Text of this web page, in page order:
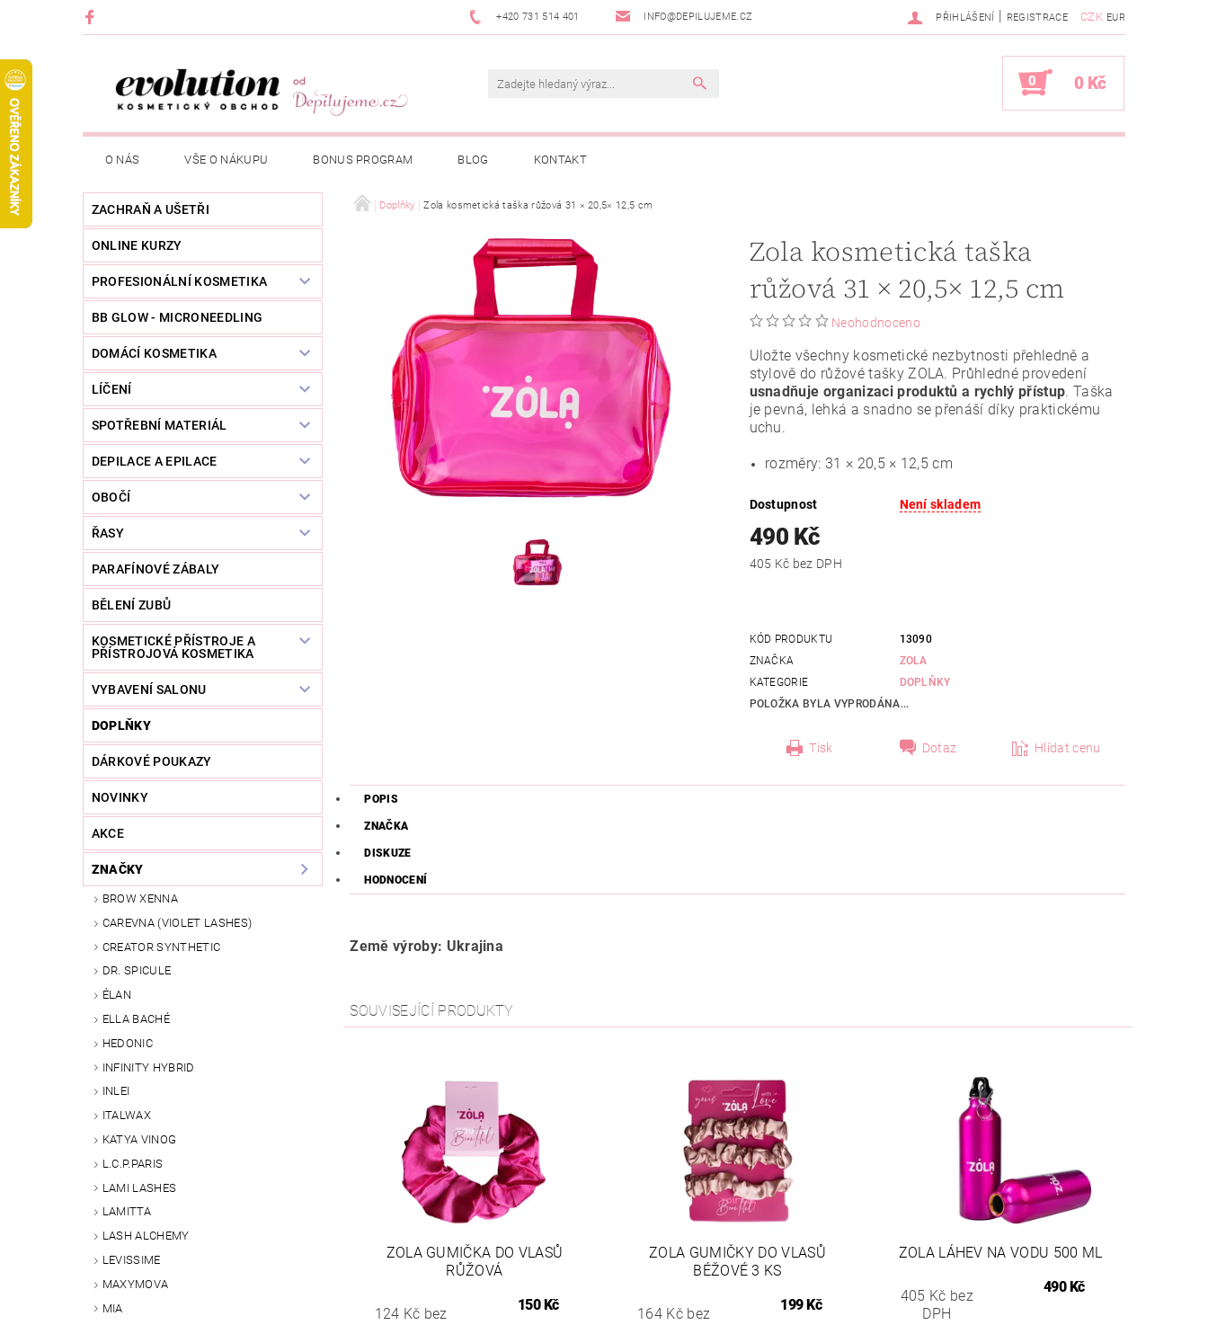
+420 731 514 401 INFO@DEPILUJEME.CZ CZK EUR
PŘIHLÁŠENÍ | REGISTRACE
0 0 Kč
O NÁS VŠE O NÁKUPU BONUS PROGRAM BLOG KONTAKT
ZACHRAŇ A UŠETŘI
ONLINE KURZY
PROFESIONÁLNÍ KOSMETIKA
BB GLOW - MICRONEEDLING
DOMÁCÍ KOSMETIKA
LÍČENÍ
SPOTŘEBNÍ MATERIÁL
DEPILACE A EPILACE
OBOČÍ
ŘASY
PARAFÍNOVÉ ZÁBALY
BĚLENÍ ZUBŮ
KOSMETICKÉ PŘÍSTROJE A
PŘÍSTROJOVÁ KOSMETIKA
VYBAVENÍ SALONU
DOPLŇKY
DÁRKOVÉ POUKAZY
NOVINKY
AKCE
ZNAČKY
BROW XENNA
CAREVNA (VIOLET LASHES)
CREATOR SYNTHETIC
DR. SPICULE
ÉLAN
ELLA BACHÉ
HEDONIC
INFINITY HYBRID
INLEI
ITALWAX
KATYA VINOG
L.C.P.PARIS
LAMI LASHES
LAMITTA
LASH ALCHEMY
LEVISSIME
MAXYMOVA
MIA
Doplňky Zola kosmetická taška růžová 31 × 20,5× 12,5 cm
Zola kosmetická taška
růžová 31 × 20,5× 12,5 cm
Neohodnoceno
Uložte všechny kosmetické nezbytnosti přehledně a
stylově do růžové tašky ZOLA. Průhledné provedení
usnadňuje organizaci produktů a rychlý přístup. Taška
je pevná, lehká a snadno se přenáší díky praktickému
uchu.
rozměry: 31 × 20,5 × 12,5 cm
Dostupnost Není skladem
490 Kč
405 Kč bez DPH
KÓD PRODUKTU
13090
ZNAČKA
ZOLA
KATEGORIE
DOPLŇKY
POLOŽKA BYLA VYPRODÁNA...
Tisk Dotaz Hlídat cenu
POPIS
ZNAČKA
DISKUZE
HODNOCENÍ
Země výroby: Ukrajina
SOUVISEJÍCÍ PRODUKTY
ZOLA GUMIČKA DO VLASŮ
RŮŽOVÁ
124 Kč bez
150 Kč
ZOLA GUMIČKY DO VLASŮ
BÉŽOVÉ 3 KS
164 Kč bez
199 Kč
ZOLA LÁHEV NA VODU 500 ML
405 Kč bez
DPH
490 Kč